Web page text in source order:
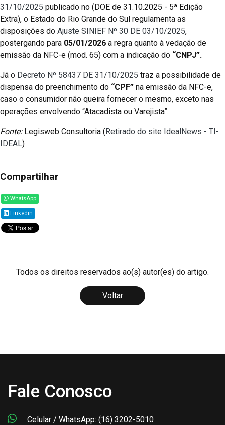
31/10/2025 publicado no (DOE de 31.10.2025 - 5ª Edição
Extra), o Estado do Rio Grande do Sul regulamenta as
disposições do Ajuste SINIEF Nº 30 DE 03/10/2025,
postergando para 05/01/2026 a regra quanto à vedação de
emissão da NFC-e (mod. 65) com a indicação do “CNPJ”.
Já o Decreto Nº 58437 DE 31/10/2025 traz a possibilidade de
dispensa do preenchimento do “CPF” na emissão da NFC-e,
caso o consumidor não queira fornecer o mesmo, exceto nas
operações envolvendo “Atacadista ou Varejista”.
Fonte:Legisweb Consultoria (Retirado do site IdealNews - TI-
IDEAL)
Compartilhar
WhatsApp
Linkedin
Todos os direitos reservados ao(s) autor(es) do artigo.
Voltar
Fale Conosco
Celular / WhatsApp: (16) 3202-5010